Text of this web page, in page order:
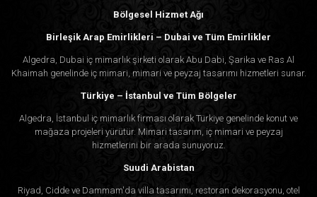
Bölgesel Hizmet Ağı
Birleşik Arap Emirlikleri – Dubai ve Tüm Emirlikler
Algedra, Dubai iç mimarlık şirketi olarak Abu Dabi, Şarika ve Ras Al
Khaimah genelinde iç mimari, mimari ve peyzaj tasarımı hizmetleri sunar.
Türkiye – İstanbul ve Tüm Bölgeler
Algedra, İstanbul iç mimarlık firması olarak Türkiye genelinde konut ve
mağaza projeleri yürütür. Mimari tasarım, iç mimari ve peyzaj
hizmetlerini bir arada sunuyoruz.
Suudi Arabistan
Riyad, Cidde ve Dammam'da villa tasarımı, restoran dekorasyonu, otel